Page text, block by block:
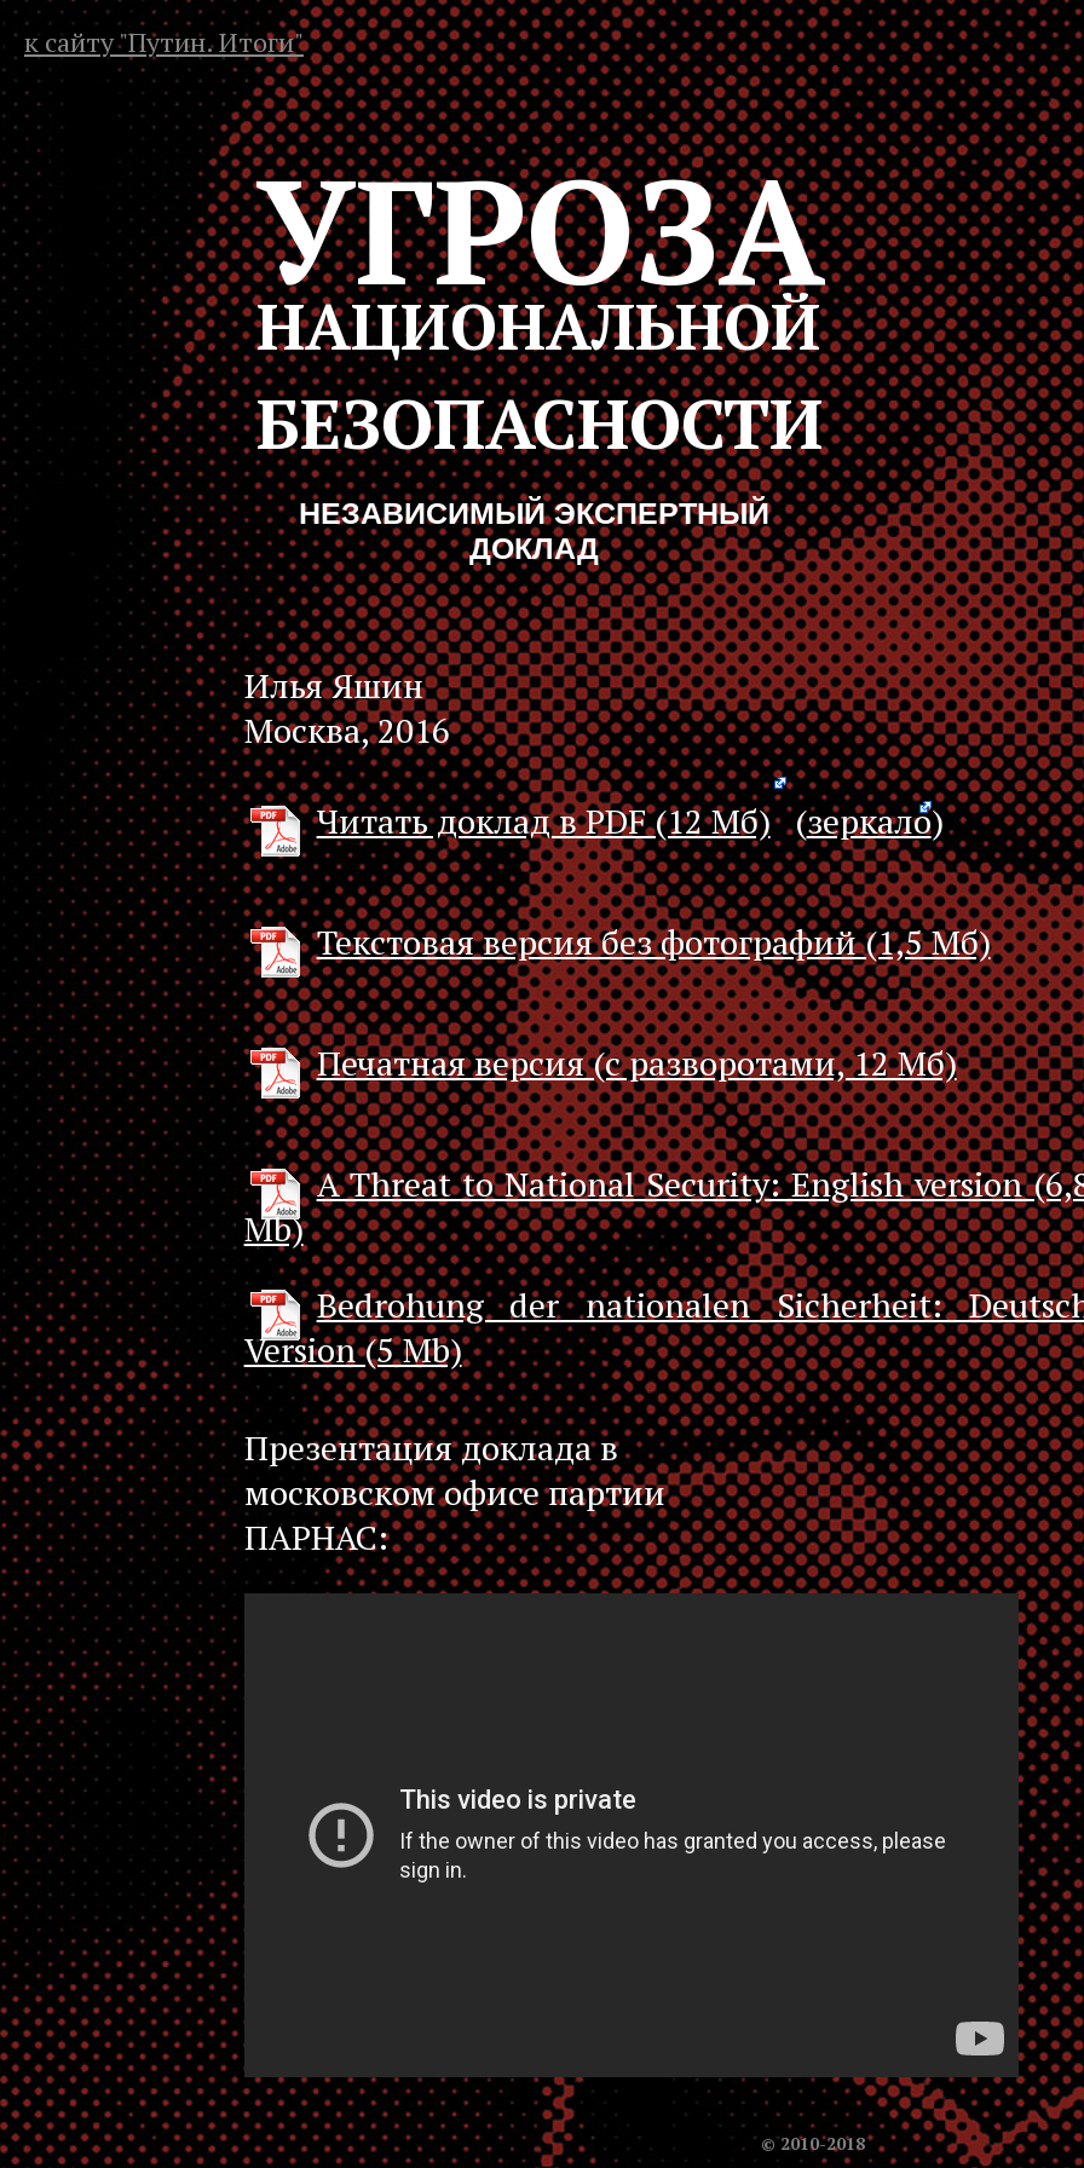
к сайту "Путин. Итоги"
УГРОЗА
НАЦИОНАЛЬНОЙ
БЕЗОПАСНОСТИ
НЕЗАВИСИМЫЙ ЭКСПЕРТНЫЙ
ДОКЛАД
Илья Яшин
Москва, 2016
Читать доклад в PDF (12 Мб) (зеркало)
Текстовая версия без фотографий (1,5 Мб)
Печатная версия (с разворотами, 12 Мб)
A Threat to National Security: English version
Mb)
Bedrohung der nationalen Sicherheit:
Version (5 Mb)
Презентация доклада в
московском офисе партии
ПАРНАС:
© 2010-2018